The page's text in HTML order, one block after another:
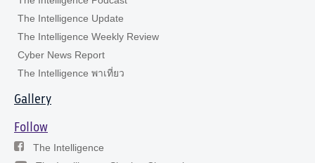
The Intelligence Update
The Intelligence Weekly Review
Cyber News Report
The Intelligence พาเที่ยว
Gallery
Follow
The Intelligence